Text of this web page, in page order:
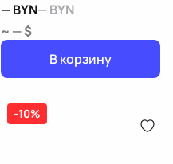
—BYN—BYN
~ — $
В корзину
-10%